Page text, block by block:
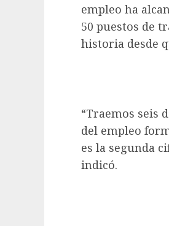
empleo ha
50 puestos de
historia desde
“Traemos seis
del empleo
es la segunda
indicó.